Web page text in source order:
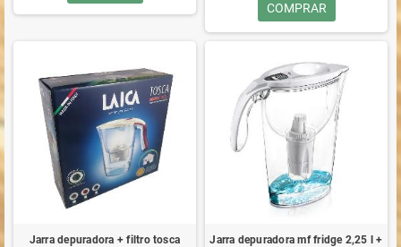
COMPRAR
Jarra depuradora + filtro tosca
Jarra depuradora mf fridge 2,25 l +